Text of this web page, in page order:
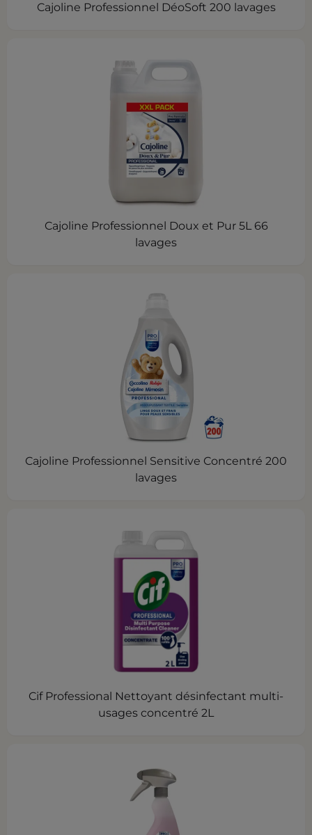
Cajoline Professionnel DéoSoft 200 lavages
Cajoline Professionnel Doux et Pur 5L 66
lavages
Cajoline Professionnel Sensitive Concentré 200
lavages
Cif Professional Nettoyant désinfectant multi-
usages concentré 2L